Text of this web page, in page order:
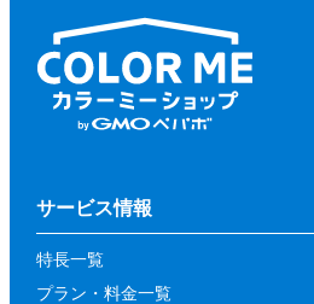
サービス情報
特長一覧
プラン・料金一覧